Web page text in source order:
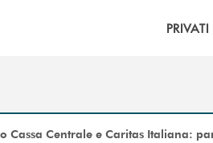
PRIVATI
Cassa Centrale e Caritas Italiana: